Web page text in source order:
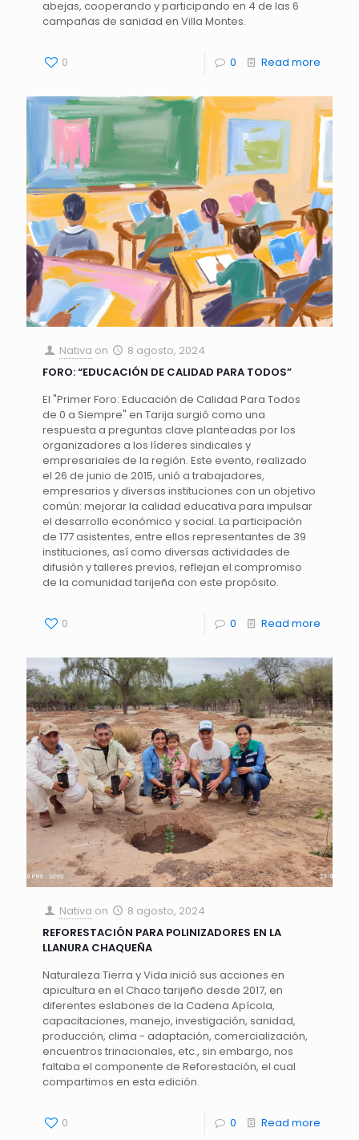
abejas, cooperando y participando en 4 de las 6
campañas de sanidad en Villa Montes.
0 0 Read more
Nativa on
8 agosto, 2024
FORO: “EDUCACIÓN DE CALIDAD PARA TODOS”
El "Primer Foro: Educación de Calidad Para Todos
de 0 a Siempre" en Tarija surgió como una
respuesta a preguntas clave planteadas por los
organizadores a los líderes sindicales y
empresariales de la región. Este evento, realizado
el 26 de junio de 2015, unió a trabajadores,
empresarios y diversas instituciones con un objetivo
común: mejorar la calidad educativa para impulsar
el desarrollo económico y social. La participación
de 177 asistentes, entre ellos representantes de 39
instituciones, así como diversas actividades de
difusión y talleres previos, reflejan el compromiso
de la comunidad tarijeña con este propósito.
0 0 Read more
Nativa on
8 agosto, 2024
REFORESTACIÓN PARA POLINIZADORES EN LA
LLANURA CHAQUEÑA
Naturaleza Tierra y Vida inició sus acciones en
apicultura en el Chaco tarijeño desde 2017, en
diferentes eslabones de la Cadena Apícola,
capacitaciones, manejo, investigación, sanidad,
producción, clima - adaptación, comercialización,
encuentros trinacionales, etc., sin embargo, nos
faltaba el componente de Reforestación, el cual
compartimos en esta edición.
0 0 Read more